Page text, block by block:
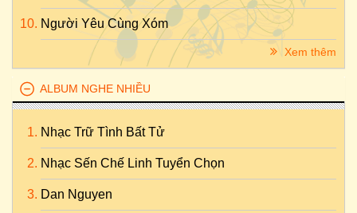
Người Yêu Cùng Xóm
Xem thêm
ALBUM NGHE NHIỀU
Nhạc Trữ Tình Bất Tử
Nhạc Sến Chế Linh Tuyển Chọn
Dan Nguyen